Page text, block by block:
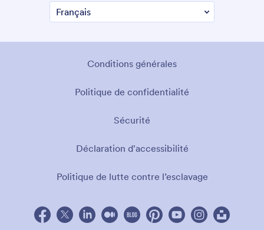
Conditions générales
Politique de confidentialité
Sécurité
Déclaration d'accessibilité
Politique de lutte contre l’esclavage